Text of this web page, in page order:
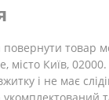
товар
місто Київ, 02000.
і не має